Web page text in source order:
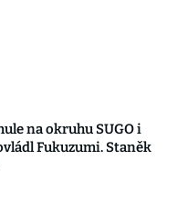
na okruhu SUGO i
Fukuzumi. Staněk